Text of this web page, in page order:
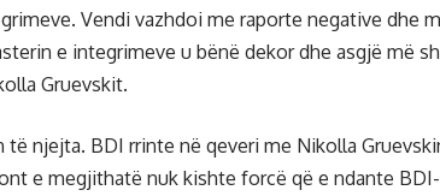
Vendi vazhdoi me raporte negative dhe
e integrimeve u bënë dekor dhe asgjë më
Gruevskit.
të njejta. BDI rrinte në qeveri me Nikolla
e megjithatë nuk kishte forcë që e ndante